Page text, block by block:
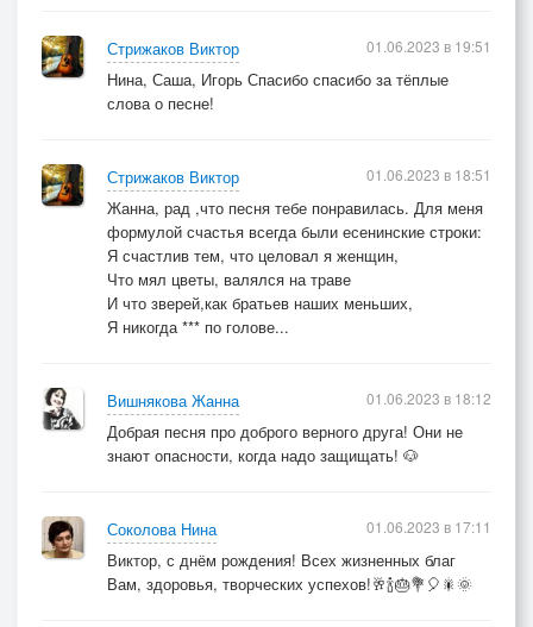
Стрижаков Виктор
Нина, Саша, Игорь Спасибо спасибо за тёплые
слова о песне!
01.06.2023 в 19:51
Стрижаков Виктор
Жанна, рад ,что песня тебе понравилась. Для меня
формулой счастья всегда были есенинские строки:
Я счастлив тем, что целовал я женщин,
Что мял цветы, валялся на траве
И что зверей,как братьев наших меньших,
Я никогда *** по голове...
01.06.2023 в 18:51
Вишнякова Жанна
Добрая песня про доброго верного друга! Они не
знают опасности, когда надо защищать! 🐶
01.06.2023 в 18:12
Соколова Нина
Виктор, с днём рождения! Всех жизненных благ
Вам, здоровья, творческих успехов!🥂🍾🎂💐🎈🎇🌞
01.06.2023 в 17:11